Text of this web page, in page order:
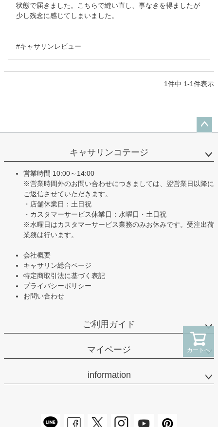
カートへ
状態で届きました。こちらで縫い直し、事なきを得ましたが
少し残念に感じてしまいました。
#キャサリンレビュー
1件中 1-1件表示
ップ
キャサリンコテージ
営業時間 10:00～14:00
※営業時間外のお問い合わせにつきましては、翌営業日以降に
ご返信させていただきます。
・店舗休業日：土日祝
・カスタマーサービス休業日：水曜日・土日祝
※水曜日はカスタマーサービス業務のみお休みです。受注出荷
業務は行います。
会社概要
キャサリン総合ページ
特定商取引法に基づく表記
プライバシーポリシー
お問い合わせ
ご利用ガイド
マイページ
information